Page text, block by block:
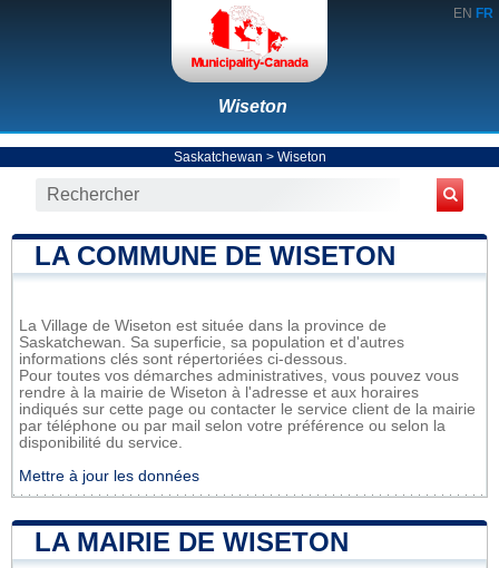
EN FR
Wiseton
Saskatchewan > Wiseton
LA COMMUNE DE WISETON
La Village de Wiseton est située dans la province de
Saskatchewan. Sa superficie, sa population et d'autres
informations clés sont répertoriées ci-dessous.
Pour toutes vos démarches administratives, vous pouvez vous
rendre à la mairie de Wiseton à l'adresse et aux horaires
indiqués sur cette page ou contacter le service client de la mairie
par téléphone ou par mail selon votre préférence ou selon la
disponibilité du service.
Mettre à jour les données
LA MAIRIE DE WISETON